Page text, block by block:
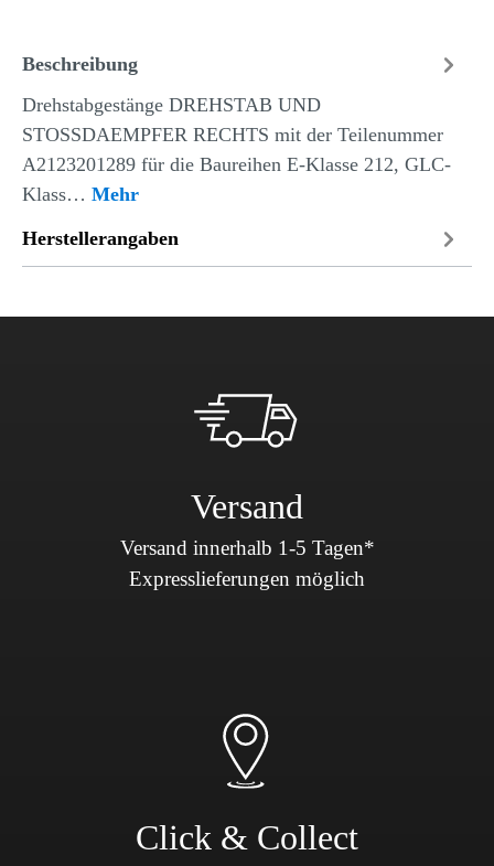
Beschreibung
Drehstabgestänge DREHSTAB UND
STOSSDAEMPFER RECHTS mit der Teilenummer
A2123201289 für die Baureihen E-Klasse 212, GLC-
Klass… Mehr
Herstellerangaben
Versand
Versand innerhalb 1-5 Tagen*
Expresslieferungen möglich
Click & Collect